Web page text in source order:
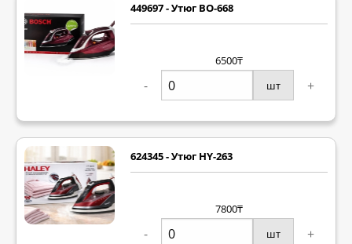
449697 - Утюг BO-668
6500₸
- шт +
624345 - Утюг HY-263
7800₸
- шт +